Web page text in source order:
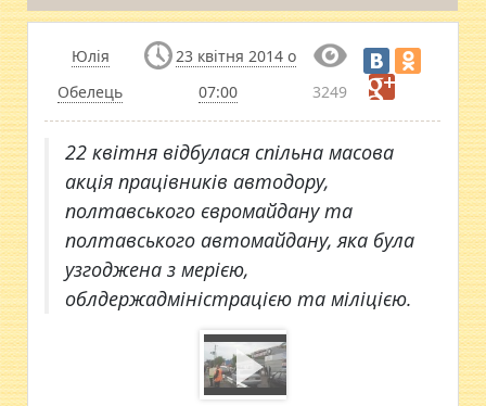
Юлія
Обелець
23 квітня 2014 о
07:00
3249
22 квітня відбулася спільна масова
акція працівників автодору,
полтавського євромайдану та
полтавського автомайдану, яка була
узгоджена з мерією,
облдержадміністрацією та міліцією.